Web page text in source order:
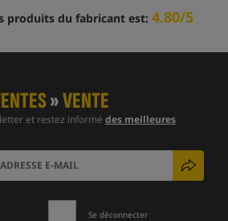
produits du fabricant est: 4.80/5
»VENTE
et restez informé des meilleures
Se déconnecter